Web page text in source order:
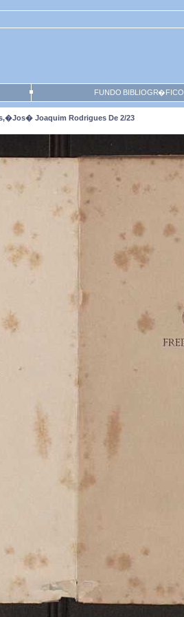
FUNDO BIBLIOGR�FICO
Joaquim Rodrigues De 2/23